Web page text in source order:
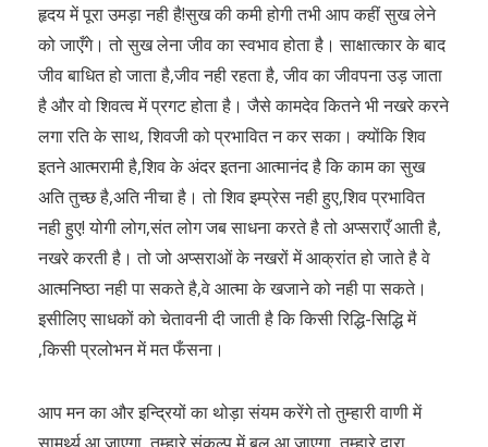
हृदय में पूरा उमड़ा नही है!सुख की कमी होगी तभी आप कहीं सुख लेने
को जाएँगे। तो सुख लेना जीव का स्वभाव होता है। साक्षात्कार के बाद
जीव बाधित हो जाता है,जीव नही रहता है, जीव का जीवपना उड़ जाता
है और वो शिवत्व में प्रगट होता है। जैसे कामदेव कितने भी नखरे करने
लगा रति के साथ, शिवजी को प्रभावित न कर सका। क्योंकि शिव
इतने आत्मरामी है,शिव के अंदर इतना आत्मानंद है कि काम का सुख
अति तुच्छ है,अति नीचा है। तो शिव इम्प्रेस नही हुए,शिव प्रभावित
नही हुए! योगी लोग,संत लोग जब साधना करते है तो अप्सराएँ आती है,
नखरे करती है। तो जो अप्सराओं के नखरों में आक्रांत हो जाते है वे
आत्मनिष्ठा नही पा सकते है,वे आत्मा के खजाने को नही पा सकते।
इसीलिए साधकों को चेतावनी दी जाती है कि किसी रिद्धि-सिद्धि में
,किसी प्रलोभन में मत फँसना।
आप मन का और इन्द्रियों का थोड़ा संयम करेंगे तो तुम्हारी वाणी में